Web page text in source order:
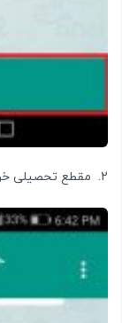
2. مقطع تحصیلی خود را انتخاب نمایید.